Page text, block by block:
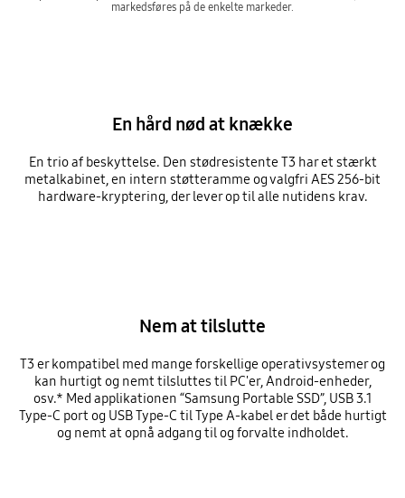
markedsføres på de enkelte markeder.
En hård nød at knække
En trio af beskyttelse. Den stødresistente T3 har et stærkt
metalkabinet, en intern støtteramme og valgfri AES 256-bit
hardware-kryptering, der lever op til alle nutidens krav.
Nem at tilslutte
T3 er kompatibel med mange forskellige operativsystemer og
kan hurtigt og nemt tilsluttes til PC'er, Android-enheder,
osv.* Med applikationen “Samsung Portable SSD”, USB 3.1
Type-C port og USB Type-C til Type A-kabel er det både hurtigt
og nemt at opnå adgang til og forvalte indholdet.